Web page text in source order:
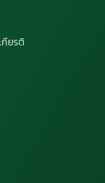
กียรติ